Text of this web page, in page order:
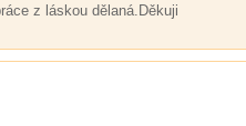
z láskou dělaná.Děkuji